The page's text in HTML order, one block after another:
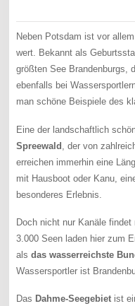
Neben Potsdam ist vor
wert. Bekannt als
größten See Brandenburgs,
ebenfalls bei
man schöne Beispiele des
Eine der landschaftlich
Spreewald , der von
erreichen immerhin eine
mit Hausboot oder Kanu,
besonderes Erlebnis.
Doch nicht nur Kanäle
3.000 Seen laden hier zum
alsdas wasserreichste
Wassersportler ist
Das Dahme-Seegebiet ist